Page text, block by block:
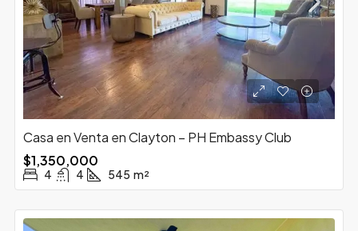
Casa en Venta en Clayton – PH Embassy Club
$1,350,000
4 4 545 m²